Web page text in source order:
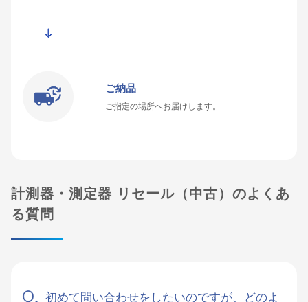
ご納品
ご指定の場所へお届けします。
計測器・測定器 リセール（中古）のよくあ
る質問
初めて問い合わせをしたいのですが、どのよ